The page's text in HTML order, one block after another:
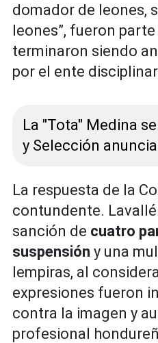
domador de leones,
leones”, fueron
terminaron siendo
por el ente
La "Tota" Medina
y Selección
La respuesta de la
contundente.
sanción de cuatro
suspensión y una
lempiras, al
expresiones fueron
contra la imagen y
profesional